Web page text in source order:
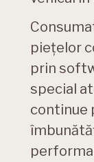
piețelor
prin
special
continue